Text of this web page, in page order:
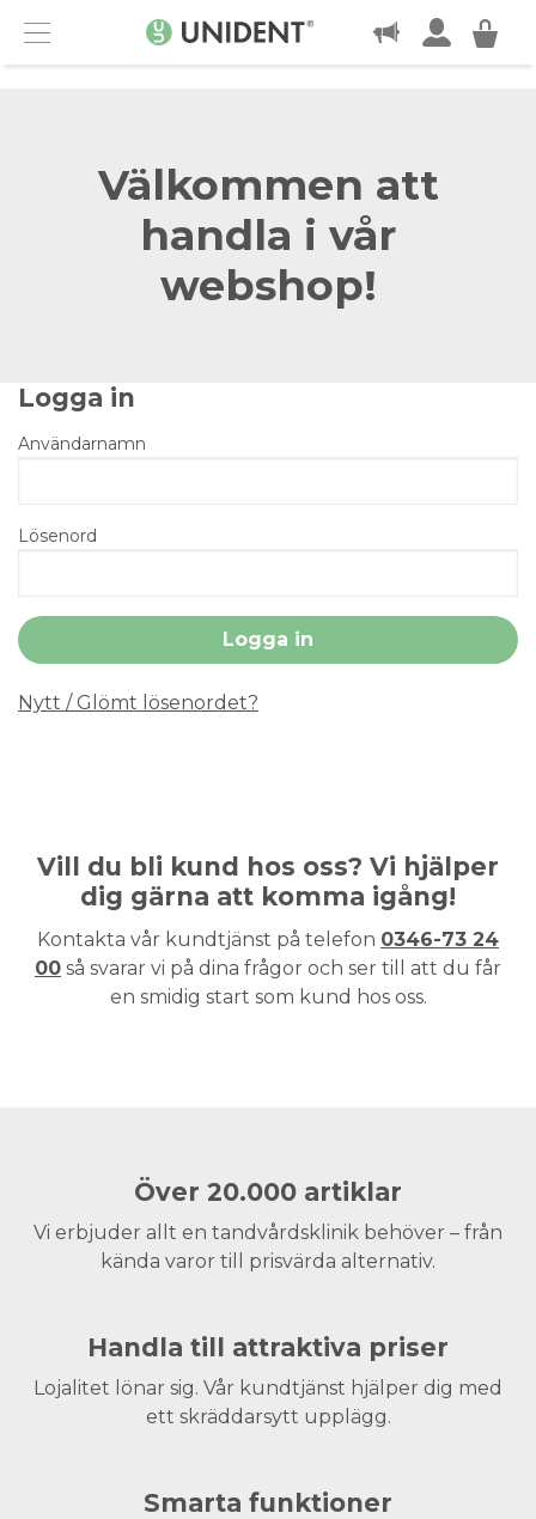
Menu
KONTAKT
Välkommen att
handla i vår
webshop!
Logga in
Användarnamn
Lösenord
Nytt / Glömt lösenordet?
Vill du bli kund hos oss? Vi hjälper
dig gärna att komma igång!
Kontakta vår kundtjänst på telefon 0346-73 24
00 så svarar vi på dina frågor och ser till att du får
en smidig start som kund hos oss.
Över 20.000 artiklar
Vi erbjuder allt en tandvårdsklinik behöver – från
kända varor till prisvärda alternativ.
Handla till attraktiva priser
Lojalitet lönar sig. Vår kundtjänst hjälper dig med
ett skräddarsytt upplägg.
Smarta funktioner